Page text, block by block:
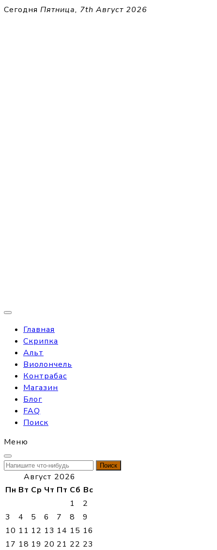
Перейти
Сегодня Пятница, 7th Август 2026
Главная
Скрипка
Альт
Виолончель
Контрабас
Магазин
Блог
FAQ
Поиск
Меню
Найти:
Август 2026
Пн Вт Ср Чт Пт Сб Вс
1
2
3
4 5 6 7 8
9
10 11 12 13 14 15 16
17 18 19 20 21 22 23